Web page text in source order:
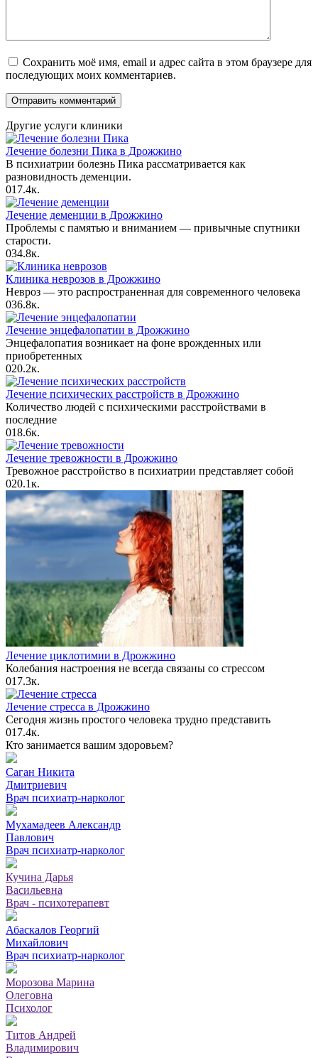
Сохранить моё имя, email и адрес сайта в этом браузере для
последующих моих комментариев.
Другие услуги клиники
Лечение болезни Пика в Дрожжино
В психиатрии болезнь Пика рассматривается как
разновидность деменции.
017.4к.
Лечение деменции в Дрожжино
Проблемы с памятью и вниманием — привычные спутники
старости.
034.8к.
Клиника неврозов в Дрожжино
Невроз — это распространенная для современного человека
036.8к.
Лечение энцефалопатии в Дрожжино
Энцефалопатия возникает на фоне врожденных или
приобретенных
020.2к.
Лечение психических расстройств в Дрожжино
Количество людей с психическими расстройствами в
последние
018.6к.
Лечение тревожности в Дрожжино
Тревожное расстройство в психиатрии представляет собой
020.1к.
Лечение циклотимии в Дрожжино
Колебания настроения не всегда связаны со стрессом
017.3к.
Лечение стресса в Дрожжино
Сегодня жизнь простого человека трудно представить
017.4к.
Кто занимается вашим здоровьем?
Саган Никита
Дмитриевич
Врач психиатр-нарколог
Мухамадеев Александр
Павлович
Врач психиатр-нарколог
Кучина Дарья
Васильевна
Врач - психотерапевт
Абаскалов Георгий
Михайлович
Врач психиатр-нарколог
Морозова Марина
Олеговна
Психолог
Титов Андрей
Владимирович